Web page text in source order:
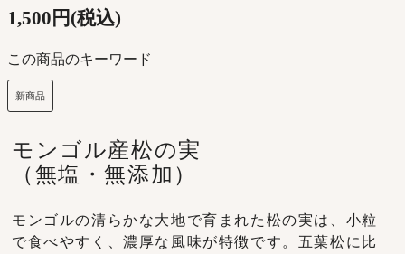
1,500円(税込)
この商品のキーワード
新商品
モンゴル産松の実
（無塩・無添加）
モンゴルの清らかな大地で育まれた松の実は、小粒
で食べやすく、濃厚な風味が特徴です。五葉松に比